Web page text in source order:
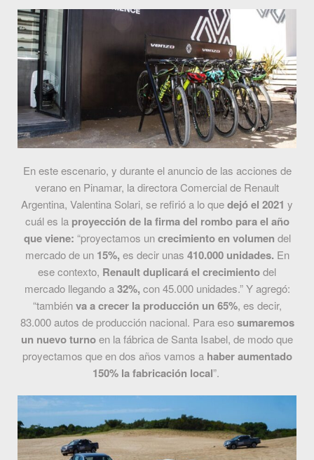
En este escenario, y durante el anuncio de las acciones de
verano en Pinamar, la directora Comercial de Renault
Argentina, Valentina Solari, se refirió a lo quedejó el 2021 y
cuál es laproyección de la firma del rombo para el año
que viene: “proyectamos uncrecimiento en volumen del
mercado de un 15%, es decir unas 410.000 unidades. En
ese contexto, Renault duplicará el crecimientodel
mercado llegando a32%, con 45.000 unidades.” Y agregó:
“tambiénva a crecer la producción un 65%, es decir,
83.000 autos de producción nacional. Para esosumaremos
un nuevo turnoen la fábrica de Santa Isabel, de modo que
proyectamos que en dos años vamos a haber aumentado
150% la fabricación local”.